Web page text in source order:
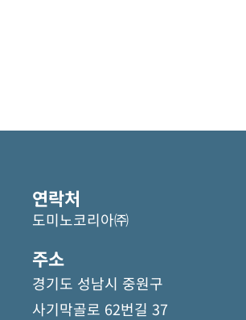
연락처
도미노코리아㈜
주소
경기도 성남시 중원구
사기막골로 62번길 37